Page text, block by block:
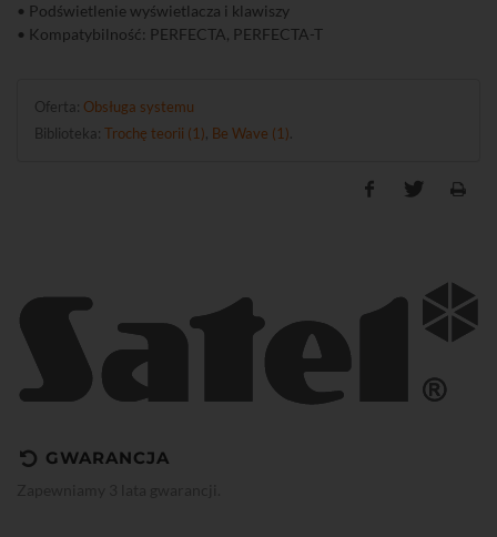
• Podświetlenie wyświetlacza i klawiszy
• Kompatybilność: PERFECTA, PERFECTA-T
Oferta: Obsługa systemu
Biblioteka: Trochę teorii (1) Be Wave (1)
GWARANCJA